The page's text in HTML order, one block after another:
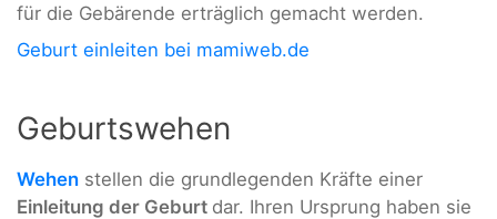
für die Gebärende erträglich gemacht werden.
Geburt einleiten bei mamiweb.de
Geburtswehen
Wehen stellen die grundlegenden Kräfte einer
Einleitung der Geburt dar. Ihren Ursprung haben sie